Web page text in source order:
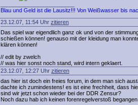
Blau und Geld ist die Lausitz!!! Von Weißwasser bis
23.12.07, 11:54 Uhr zitieren
Das spiel war eigendlich ganz ok und von der
schießen können! genauso mit der kleidung man
klären können!
// edit by zwelch
// was hier sonst noch stand, wird intern geklaert.
23.12.07, 12:27 Uhr zitieren
das hier ist doch ein freies forum, in dem man sich
dachte ich zumindestens! es ist eine frechheit, dass
sind wir jetzt schon wieder bei der DDR Zensur?
Noch dazu hab ich keinen forenregelverstoß